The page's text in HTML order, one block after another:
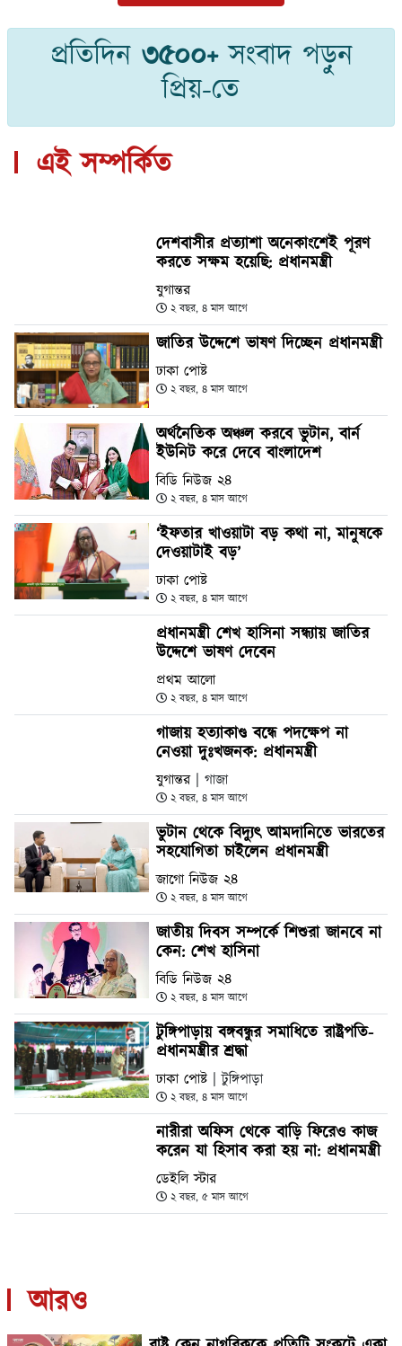
প্রতিদিন ৩৫০০+সংবাদ পড়ুন
প্রিয়-তে
এই সম্পর্কিত
দেশবাসীর প্রত্যাশা অনেকাংশেই পূরণ
করতে সক্ষম হয়েছি: প্রধানমন্ত্রী
যুগান্তর
২ বছর, ৪ মাস আগে
জাতির উদ্দেশে ভাষণ দিচ্ছেন প্রধানমন্ত্রী
ঢাকা পোষ্ট
২ বছর, ৪ মাস আগে
অর্থনৈতিক অঞ্চল করবে ভুটান, বার্ন
ইউনিট করে দেবে বাংলাদেশ
বিডি নিউজ ২৪
২ বছর, ৪ মাস আগে
‘ইফতার খাওয়াটা বড় কথা না, মানুষকে
দেওয়াটাই বড়’
ঢাকা পোষ্ট
২ বছর, ৪ মাস আগে
প্রধানমন্ত্রী শেখ হাসিনা সন্ধ্যায় জাতির
উদ্দেশে ভাষণ দেবেন
প্রথম আলো
২ বছর, ৪ মাস আগে
গাজায় হত্যাকাণ্ড বন্ধে পদক্ষেপ না
নেওয়া দুঃখজনক: প্রধানমন্ত্রী
যুগান্তর | গাজা
২ বছর, ৪ মাস আগে
ভুটান থেকে বিদ্যুৎ আমদানিতে ভারতের
সহযোগিতা চাইলেন প্রধানমন্ত্রী
জাগো নিউজ ২৪
২ বছর, ৪ মাস আগে
জাতীয় দিবস সম্পর্কে শিশুরা জানবে না
কেন: শেখ হাসিনা
বিডি নিউজ ২৪
২ বছর, ৪ মাস আগে
টুঙ্গিপাড়ায় বঙ্গবন্ধুর সমাধিতে রাষ্ট্রপতি-
প্রধানমন্ত্রীর শ্রদ্ধা
ঢাকা পোষ্ট | টুঙ্গিপাড়া
২ বছর, ৪ মাস আগে
নারীরা অফিস থেকে বাড়ি ফিরেও কাজ
করেন যা হিসাব করা হয় না: প্রধানমন্ত্রী
ডেইলি স্টার
২ বছর, ৫ মাস আগে
আরও